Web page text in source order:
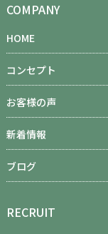
COMPANY
HOME
コンセプト
お客様の声
新着情報
ブログ
RECRUIT